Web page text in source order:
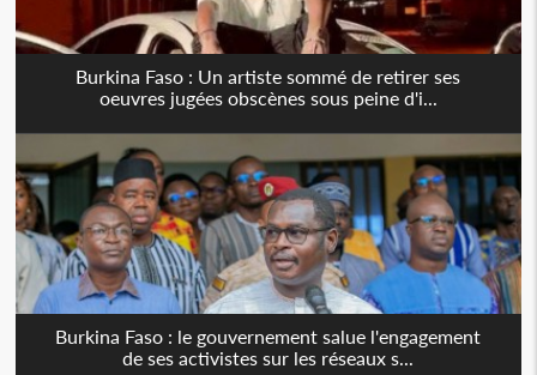
Burkina Faso : Un artiste sommé de retirer ses
oeuvres jugées obscènes sous peine d'i...
Burkina Faso : le gouvernement salue l'engagement
de ses activistes sur les réseaux s...